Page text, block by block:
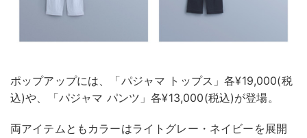
ポップアップには、「パジャマ トップス」各¥19,000(税
込)や、「パジャマ パンツ」各¥13,000(税込)が登場。
両アイテムともカラーはライトグレー・ネイビーを展開